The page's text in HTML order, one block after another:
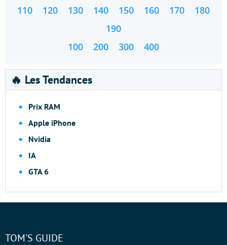
110 120 130 140 150 160 170
180
190
100
200 300 400
🔥 Les Tendances
Prix RAM
Apple iPhone
Nvidia
IA
GTA 6
TOM'S GUIDE